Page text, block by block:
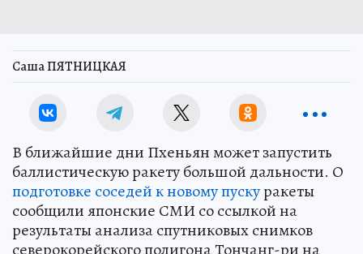
Саша ПЯТНИЦКАЯ
В ближайшие дни Пхеньян может запустить
баллистическую ракету большой дальности. О
подготовке соседей к новому пускуракеты
сообщили японские СМИ со ссылкой на
результаты анализа спутниковых снимков
северокорейского полигона Тончанг-ри на